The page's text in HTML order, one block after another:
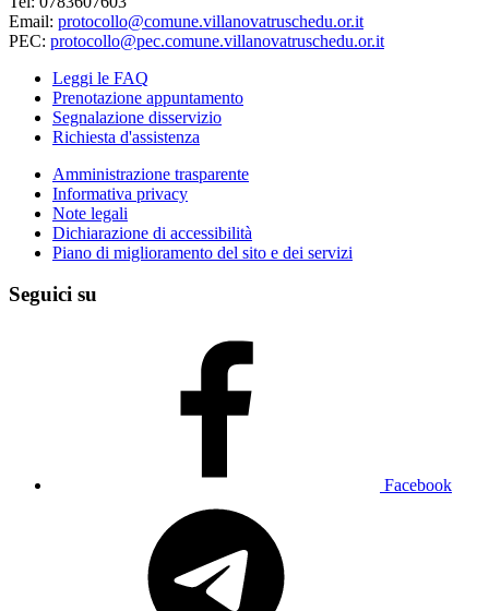
Email: protocollo@comune.villanovatruschedu.or.it
PEC: protocollo@pec.comune.villanovatruschedu.or.it
Leggi le FAQ
Prenotazione appuntamento
Segnalazione disservizio
Richiesta d'assistenza
Amministrazione trasparente
Informativa privacy
Note legali
Dichiarazione di accessibilità
Piano di miglioramento del sito e dei servizi
Seguici su
Facebook